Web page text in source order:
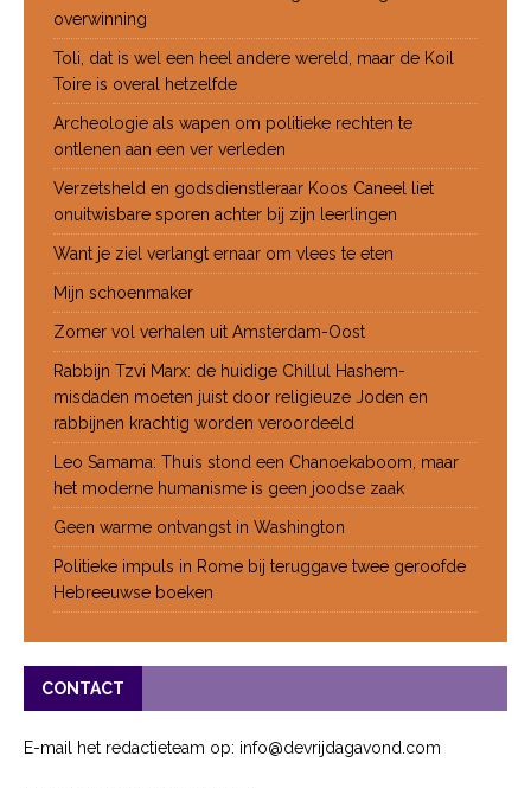
overwinning
Toli, dat is wel een heel andere wereld, maar de Koil
Toire is overal hetzelfde
Archeologie als wapen om politieke rechten te
ontlenen aan een ver verleden
Verzetsheld en godsdienstleraar Koos Caneel liet
onuitwisbare sporen achter bij zijn leerlingen
Want je ziel verlangt ernaar om vlees te eten
Mijn schoenmaker
Zomer vol verhalen uit Amsterdam-Oost
Rabbijn Tzvi Marx: de huidige Chillul Hashem-
misdaden moeten juist door religieuze Joden en
rabbijnen krachtig worden veroordeeld
Leo Samama: Thuis stond een Chanoekaboom, maar
het moderne humanisme is geen joodse zaak
Geen warme ontvangst in Washington
Politieke impuls in Rome bij teruggave twee geroofde
Hebreeuwse boeken
CONTACT
E-mail het redactieteam op: info@devrijdagavond.com